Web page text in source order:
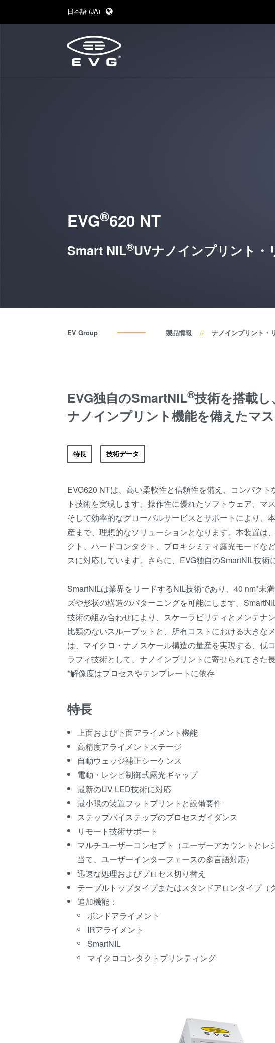
日本語 (JA)
Deutsch (DE)
EVG®620 NT
Smart NIL®UVナノインプリント・
EV Group 製品情報 ナノインプリント・
EVG独自のSmartNIL®技術を搭載
ナノインプリント機能を備えたマ
特長 技術データ
EVG620 NTは、高い柔軟性と信頼性を備え、コンパク
ト技術を実現します。操作性に優れたソフトウェア、マ
そして効率的なグローバルサービスとサポートにより、
産まで、理想的なソリューションとなります。本装置は
クト、ハードコンタクト、プロキシミティ露光モードな
スに対応しています。さらに、EVG独自のSmartNIL技術
SmartNILは業界をリードするNIL技術であり、40 nm*未
ズや形状の構造のパターニングを可能にします。
技術の組み合わせにより、スケーラビリティとメンテナ
比類のないスループットと、所有コストにおける大きな
は、マイクロ・ナノスケール構造の量産を実現する、低
ラフィ技術として、ナノインプリントに寄せられてきた
*解像度はプロセスやテンプレートに依存
特長
上面および下面アライメント機能
高精度アライメントステージ
自動ウェッジ補正シーケンス
電動・レシピ制御式露光ギャップ
最新のUV-LED技術に対応
最小限の装置フットプリントと設備要件
ステップバイステップのプロセスガイダンス
リモート技術サポート
マルチユーザーコンセプト（ユーザーアカウントとレ
当て、ユーザーインターフェースの多言語対応）
迅速な処理およびプロセス切り替え
テーブルトップタイプまたはスタンドアロンタイプ（
追加機能：
ボンドアライメント
IRアライメント
SmartNIL
マイクロコンタクトプリンティング